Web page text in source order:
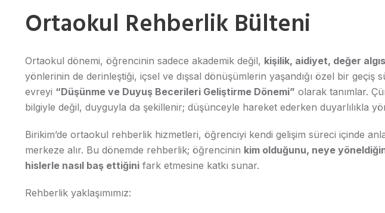
Ortaokul Rehberlik Bülteni
Ortaokul dönemi, öğrencinin sadece akademik değil, kişilik, aidiyet, değer
yönlerinin de derinleştiği, içsel ve dışsal dönüşümlerin yaşandığı özel bir geçiş
evreyi “Düşünme ve Duyuş Becerileri Geliştirme Dönemi” olarak tanımlar.
bilgiyle değil, duyguyla da şekillenir; düşünceyle hareket ederken duyarlılıkla
Birikim’de ortaokul rehberlik hizmetleri, öğrenciyi kendi gelişim süreci içinde
merkeze alır. Bu dönemde rehberlik; öğrencinin kim olduğunu, neye
hislerle nasıl baş ettiğini fark etmesine katkı sunar.
Rehberlik yaklaşımımız: